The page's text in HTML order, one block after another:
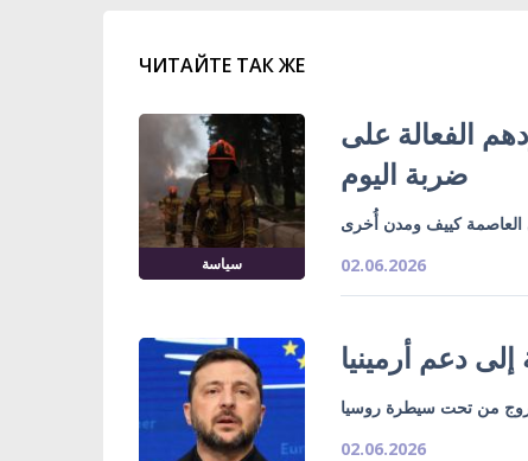
ЧИТАЙТЕ ТАК ЖЕ
سياسة
الفعالة على
ضربة اليوم
كييف ومدن أُخرى
02.06.2026
دعم أرمينيا
من تحت سيطرة روسيا
02.06.2026